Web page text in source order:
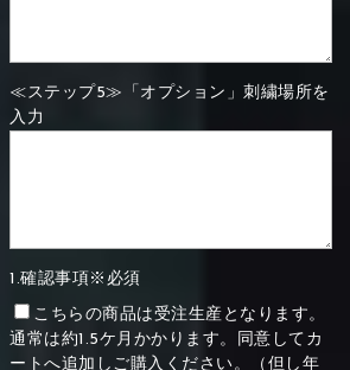
≪ステップ5≫「オプション」刺繍場所を
入力
1.確認事項※必須
こちらの商品は受注生産となります。
通常は約1.5ケ月かかります。同意してカ
ートへ追加しご購入ください。（但し年